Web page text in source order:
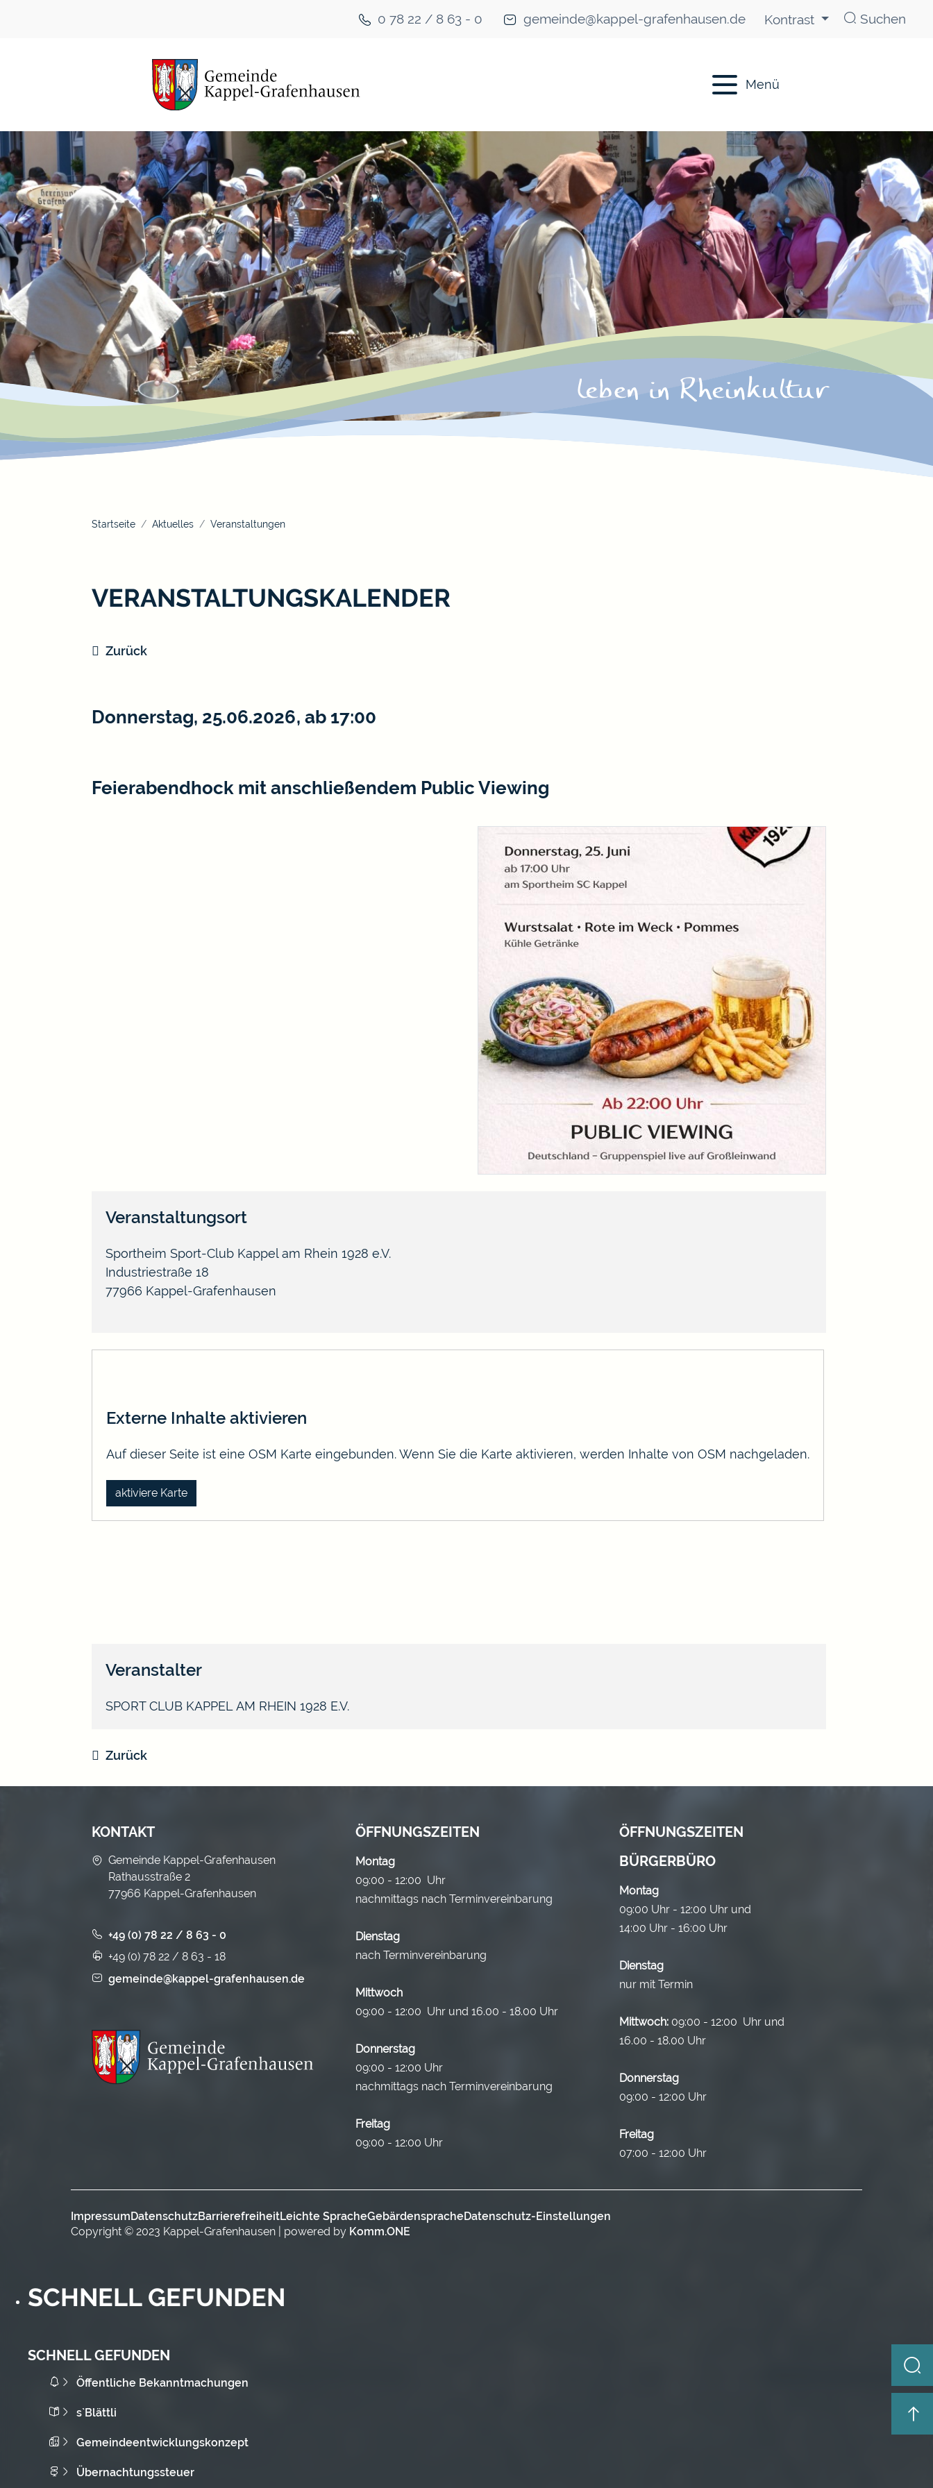
0 78 22 / 8 63 - 0 gemeinde@kappel-grafenhausen.de Kontrast Suchen
Menü
Startseite Aktuelles Veranstaltungen
VERANSTALTUNGSKALENDER
Zurück
Donnerstag, 25.06.2026, ab 17:00
Feierabendhock mit anschließendem Public Viewing
Veranstaltungsort
Sportheim Sport-Club Kappel am Rhein 1928 e.V.
Industriestraße 18
77966 Kappel-Grafenhausen
Externe Inhalte aktivieren
Auf dieser Seite ist eine OSM Karte eingebunden. Wenn Sie die Karte aktivieren, werden Inhalte von OSM nachgeladen.
aktiviere Karte
Veranstalter
SPORT CLUB KAPPEL AM RHEIN 1928 E.V.
Zurück
KONTAKT
Gemeinde Kappel-Grafenhausen
Rathausstraße 2
77966 Kappel-Grafenhausen
+49 (0) 78 22 / 8 63 - 0
+49 (0) 78 22 / 8 63 - 18
gemeinde@kappel-grafenhausen.de
ÖFFNUNGSZEITEN
Montag
09:00 - 12:00 Uhr
nachmittags nach Terminvereinbarung
Dienstag
nach Terminvereinbarung
Mittwoch
09:00 - 12:00 Uhr und 16.00 - 18.00 Uhr
Donnerstag
09:00 - 12:00 Uhr
nachmittags nach Terminvereinbarung
Freitag
09:00 - 12:00 Uhr
ÖFFNUNGSZEITEN
BÜRGERBÜRO
Montag
09:00 Uhr - 12:00 Uhr und
14:00 Uhr - 16:00 Uhr
Dienstag
nur mit Termin
Mittwoch: 09:00 - 12:00 Uhr und
16.00 - 18.00 Uhr
Donnerstag
09:00 - 12:00 Uhr
Freitag
07:00 - 12:00 Uhr
Impressum DatenschutzBarrierefreiheitLeichte SpracheGebärdenspracheDatenschutz-Einstellungen
Copyright © 2023 Kappel-Grafenhausen | powered by Komm.ONE
SCHNELL GEFUNDEN
SCHNELL GEFUNDEN
Öffentliche Bekanntmachungen
s`Blättli
Gemeindeentwicklungskonzept
Übernachtungssteuer